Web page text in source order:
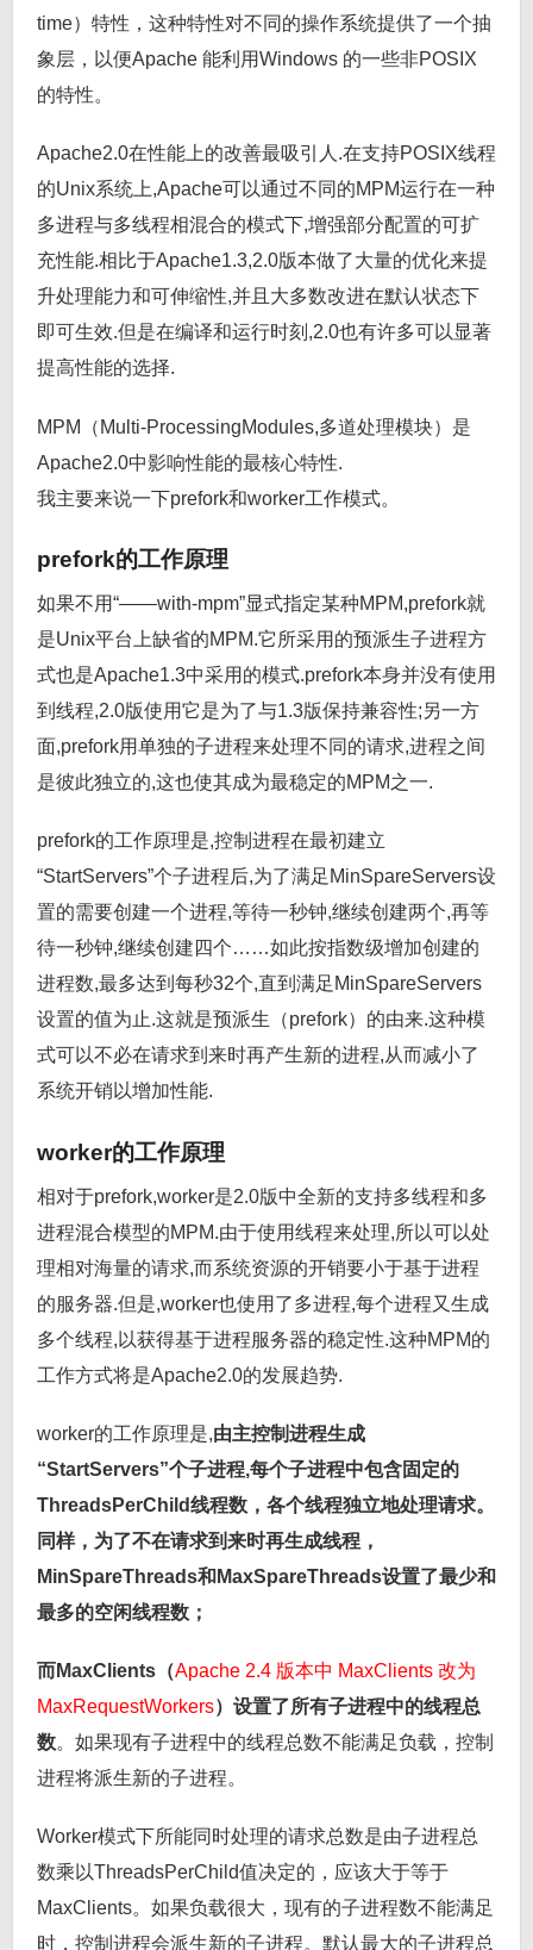
time）特性，这种特性对不同的操作系统提供了一个抽
象层，以便Apache 能利用Windows 的一些非POSIX
的特性。
Apache2.0在性能上的改善最吸引人.在支持POSIX线程
的Unix系统上,Apache可以通过不同的MPM运行在一种
多进程与多线程相混合的模式下,增强部分配置的可扩
充性能.相比于Apache1.3,2.0版本做了大量的优化来提
升处理能力和可伸缩性,并且大多数改进在默认状态下
即可生效.但是在编译和运行时刻,2.0也有许多可以显著
提高性能的选择.
MPM（Multi-ProcessingModules,多道处理模块）是
Apache2.0中影响性能的最核心特性.
我主要来说一下prefork和worker工作模式。
prefork的工作原理
如果不用“——with-mpm”显式指定某种MPM,prefork就
是Unix平台上缺省的MPM.它所采用的预派生子进程方
式也是Apache1.3中采用的模式.prefork本身并没有使用
到线程,2.0版使用它是为了与1.3版保持兼容性;另一方
面,prefork用单独的子进程来处理不同的请求,进程之间
是彼此独立的,这也使其成为最稳定的MPM之一.
prefork的工作原理是,控制进程在最初建立
“StartServers”个子进程后,为了满足MinSpareServers设
置的需要创建一个进程,等待一秒钟,继续创建两个,再等
待一秒钟,继续创建四个……如此按指数级增加创建的
进程数,最多达到每秒32个,直到满足MinSpareServers
设置的值为止.这就是预派生（prefork）的由来.这种模
式可以不必在请求到来时再产生新的进程,从而减小了
系统开销以增加性能.
worker的工作原理
相对于prefork,worker是2.0版中全新的支持多线程和多
进程混合模型的MPM.由于使用线程来处理,所以可以处
理相对海量的请求,而系统资源的开销要小于基于进程
的服务器.但是,worker也使用了多进程,每个进程又生成
多个线程,以获得基于进程服务器的稳定性.这种MPM的
工作方式将是Apache2.0的发展趋势.
worker的工作原理是,由主控制进程生成
“StartServers”个子进程,每个子进程中包含固定的
ThreadsPerChild线程数，各个线程独立地处理请求。
同样，为了不在请求到来时再生成线程，
MinSpareThreads和MaxSpareThreads设置了最少和
最多的空闲线程数；
而MaxClients（Apache 2.4 版本中 MaxClients 改为
MaxRequestWorkers）设置了所有子进程中的线程总
数。如果现有子进程中的线程总数不能满足负载，控制
进程将派生新的子进程。
Worker模式下所能同时处理的请求总数是由子进程总
数乘以ThreadsPerChild值决定的，应该大于等于
MaxClients。如果负载很大，现有的子进程数不能满足
时，控制进程会派生新的子进程。默认最大的子进程总